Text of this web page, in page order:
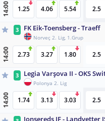
14:00 1.25 4.06 5.54 2.5
3 FK Eik-Toensberg - Traeff
Norveç 2. Lig, 1.Grup
14:00 2.73 3.27 1.80 2.5
3 Legia Varşova II - OKS
Polonya 2. Lig
14:00 1.74 3.13 3.03 2.5
Jonsereds IF - Landvetter